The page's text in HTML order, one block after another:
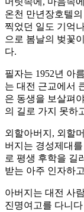
온천 만년장호텔
찍었던 일도 기억
으로 봄날의 벚꽃
다.
필자는 1952년 아
는 대전 근교에서
은 동생을 보살펴
의 길로 가지 못하
외할아버지, 외할
버지는 경성제대
로 평생 후학을 길
받는 아주 인자하
아버지는 대전 사
진명여고를 다니